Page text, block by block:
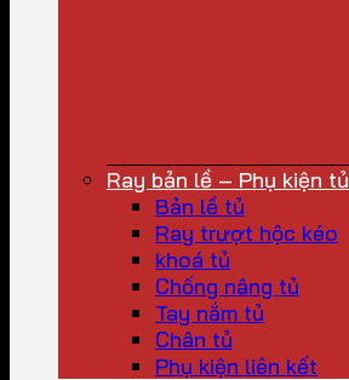
Ray bản lề – Phụ kiện tủ
Bản lề tủ
Ray trượt hộc kéo
khoá tủ
Chống nâng tủ
Tay nắm tủ
Chân tủ
Phụ kiện liên kết